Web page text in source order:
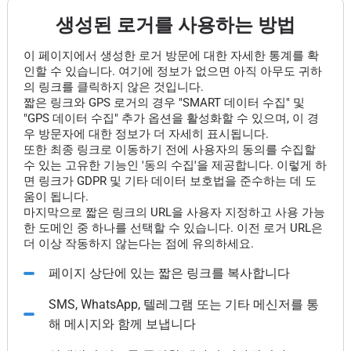
생성된 로거를 사용하는 방법
이 페이지에서 생성한 로거 방문에 대한 자세한 통계를 확
인할 수 있습니다. 여기에 정보가 없으면 아직 아무도 귀하
의 링크를 클릭하지 않은 것입니다.
짧은 링크와 GPS 로거의 경우 "SMART 데이터 수집" 및
"GPS 데이터 수집" 추가 옵션을 활성화할 수 있으며, 이 경
우 방문자에 대한 정보가 더 자세히 표시됩니다.
또한 최종 링크로 이동하기 전에 사용자의 동의를 수집할
수 있는 고유한 기능인 '동의 수집'을 제공합니다. 이렇게 하
면 링크가 GDPR 및 기타 데이터 보호법을 준수하는 데 도
움이 됩니다.
마지막으로 짧은 링크의 URL을 사용자 지정하고 사용 가능
한 도메인 중 하나를 선택할 수 있습니다. 이전 로거 URL은
더 이상 작동하지 않는다는 점에 유의하세요.
페이지 상단에 있는 짧은 링크를 복사합니다
SMS, WhatsApp, 텔레그램 또는 기타 메신저를 통
해 메시지와 함께 보냅니다